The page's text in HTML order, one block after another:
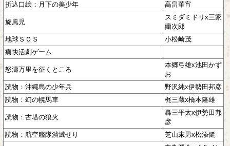
折込口絵：月下の美少年
高畠華宵
旋風児
スミダミドリx三家
蘭次郎
地球ＳＯＳ
小松崎茂
痛快活劇ゲーム
怒濤万里を征くところ
本郷弓雄x池田かず
お
読物：沖縄島の少年兵
野沢純x伊勢田邦彦
読物：幻の幌馬車
梶三蔵x橋本隆雄
読物：古塔の狼火
轟三平太x伊勢田邦
彦
読物：航空艦隊潰滅せり
芝山末男x松添健